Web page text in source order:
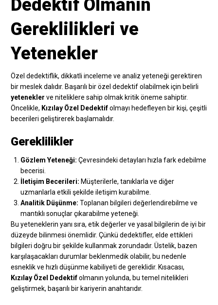
Dedektif Olmanın
Gereklilikleri ve
Yetenekler
Özel dedektiflik, dikkatli inceleme ve analiz yeteneği gerektiren
bir meslek dalıdır. Başarılı bir özel dedektif olabilmek için belirli
yetenekler ve niteliklere sahip olmak kritik öneme sahiptir.
Öncelikle, Kızılay Özel Dedektifolmayı hedefleyen bir kişi, çeşitli
becerileri geliştirerek başlamalıdır.
Gereklilikler
Gözlem Yeteneği: Çevresindeki detayları hızla fark edebilme
becerisi.
İletişim Becerileri: Müşterilerle, tanıklarla ve diğer
uzmanlarla etkili şekilde iletişim kurabilme.
Analitik Düşünme: Toplanan bilgileri değerlendirebilme ve
mantıklı sonuçlar çıkarabilme yeteneği.
Bu yeteneklerin yanı sıra, etik değerler ve yasal bilgilerin de iyi bir
düzeyde bilinmesi önemlidir. Çünkü dedektifler, elde ettikleri
bilgileri doğru bir şekilde kullanmak zorundadır. Üstelik, bazen
karşılaşacakları durumlar beklenmedik olabilir, bu nedenle
esneklik ve hızlı düşünme kabiliyeti de gereklidir. Kısacası,
Kızılay Özel Dedektifolmanın yolunda, bu temel nitelikleri
geliştirmek, başarılı bir kariyerin anahtarıdır.